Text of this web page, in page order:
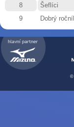
8
Šeflíci
9
Dobrý
©